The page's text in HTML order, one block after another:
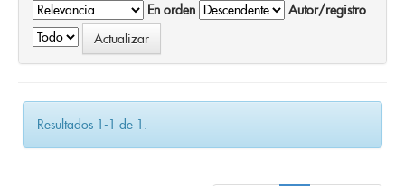
En orden
Autor/registro
Resultados 1-1 de 1.